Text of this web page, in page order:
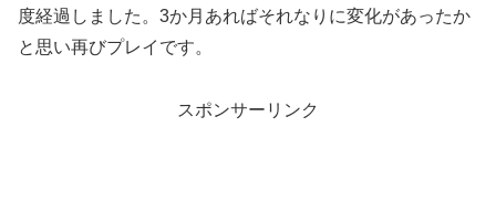
度経過しました。3か月あればそれなりに変化があったか
と思い再びプレイです。
スポンサーリンク